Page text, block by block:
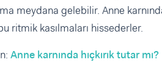
meydana gelebilir. Anne
ritmik kasılmaları hissederler.
Anne karnında hıçkırık tutar mı?